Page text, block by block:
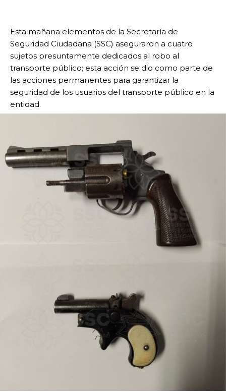
Esta mañana elementos de la Secretaría de
Seguridad Ciudadana (SSC) aseguraron a cuatro
sujetos presuntamente dedicados al robo al
transporte público; esta acción se dio como parte de
las acciones permanentes para garantizar la
seguridad de los usuarios del transporte público en la
entidad.